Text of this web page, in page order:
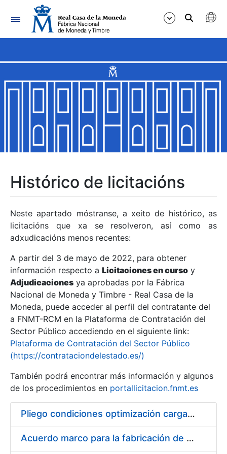
Navegación
Mostrar/Ocultar
Mostrar/Ocultar
Mostrar/Ocultar
Mostrar/Ocultar
Mostrar/Ocultar
Mostrar/Ocultar
Mostrar/Ocultar
Histórico de licitacións
Neste apartado móstranse, a xeito de histórico, as
licitacións que xa se resolveron, así como as
adxudicacións menos recentes:
A partir del 3 de mayo de 2022, para obtener
información respecto a Licitaciones en curso y
Adjudicaciones ya aprobadas por la Fábrica
Nacional de Moneda y Timbre - Real Casa de la
Moneda, puede acceder al perfil del contratante del
a FNMT-RCM en la Plataforma de Contratación del
Sector Público accediendo en el siguiente link:
Plataforma de Contratación del Sector Público
(https://contrataciondelestado.es/)
También podrá encontrar más información y algunos
de los procedimientos en portallicitacion.fnmt.es
Pliego condiciones optimización cargas compras firmado
Acuerdo marco para la fabricación de piezas